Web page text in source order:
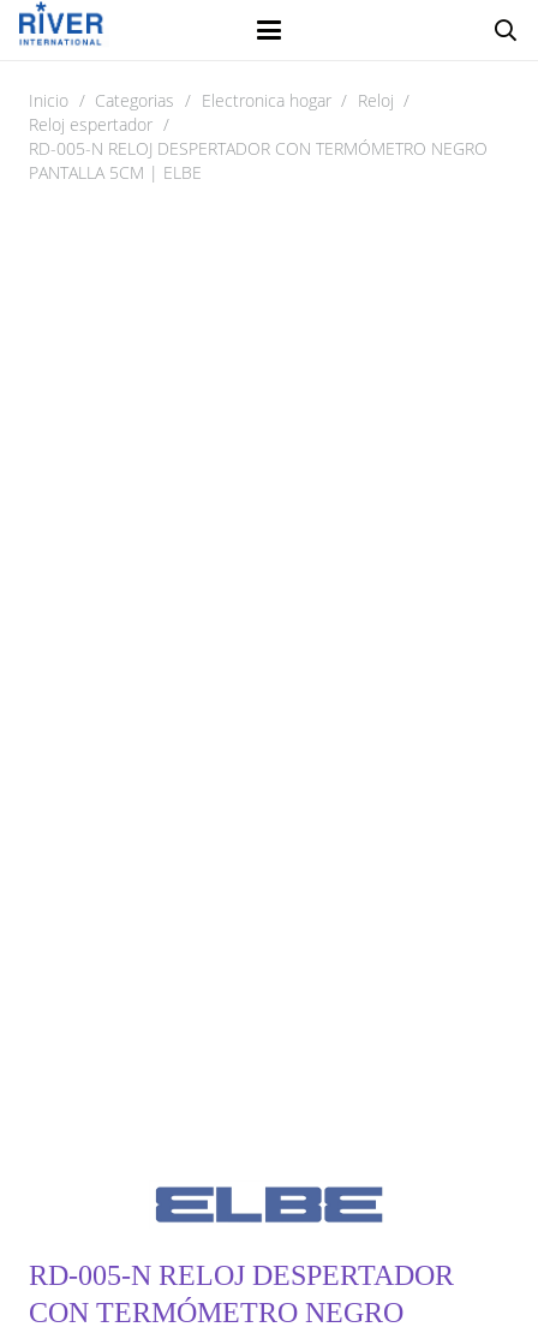
Inicio / Categorias / Electronica hogar / Reloj /
Reloj espertador /
RD-005-N RELOJ DESPERTADOR CON TERMÓMETRO NEGRO
PANTALLA 5CM | ELBE
RD-005-N RELOJ DESPERTADOR
CON TERMÓMETRO NEGRO